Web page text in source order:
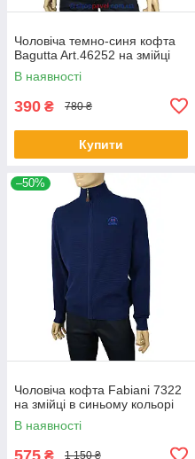
Чоловіча темно-синя кофта
Bagutta Art.46252 на змійці
В наявності
390 ₴ 780 ₴
Купити
–50%
Чоловіча кофта Fabiani 7322
на змійці в синьому кольорі
В наявності
575 ₴ 1 150 ₴